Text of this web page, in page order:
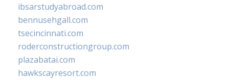
ibsarstudyabroad.com
bennusehgall.com
tsecincinnati.com
roderconstructiongroup.com
plazabatai.com
hawkscayresort.com